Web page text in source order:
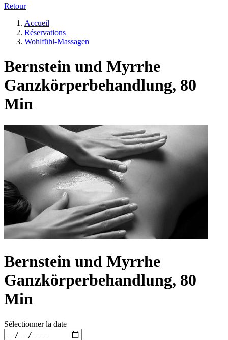
Retour
Accueil
Réservations
Wohlfühl-Massagen
Bernstein und Myrrhe
Ganzkörperbehandlung, 80
Min
Bernstein und Myrrhe
Ganzkörperbehandlung, 80
Min
Sélectionner la date